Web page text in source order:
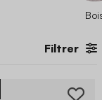
Filtrer